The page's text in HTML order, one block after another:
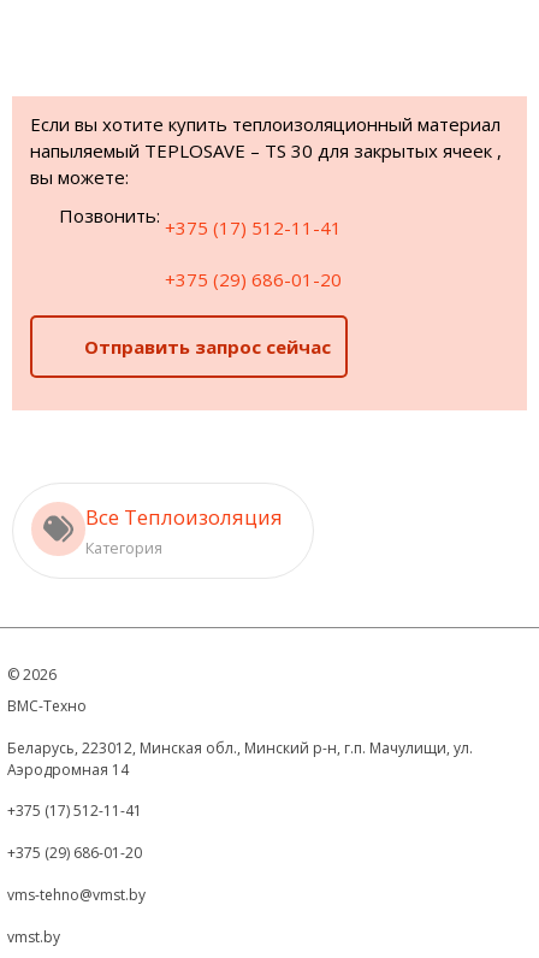
Если вы хотите купить теплоизоляционный материал
напыляемый ТEPLOSAVE – TS 30 для закрытых ячеек ,
вы можете:
Позвонить:
+375 (17) 512-11-41
+375 (29) 686-01-20
Отправить запрос сейчас
Все Теплоизоляция
Категория
©2026
ВМС-Техно
Беларусь, 223012, Минская обл., Минский р-н, г.п. Мачулищи, ул.
Аэродромная 14
+375 (17) 512-11-41
+375 (29) 686-01-20
vms-tehno@vmst.by
vmst.by